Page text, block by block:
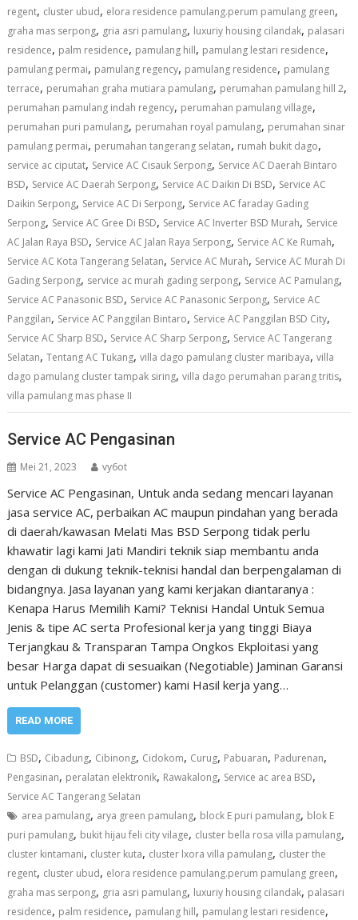
regent, cluster ubud, elora residence pamulang.perum pamulang green,
graha mas serpong, gria asri pamulang, luxuriy housing cilandak, palasari
residence, palm residence, pamulang hill, pamulang lestari residence,
pamulang permai, pamulang regency, pamulang residence, pamulang
terrace, perumahan graha mutiara pamulang, perumahan pamulang hill 2,
perumahan pamulang indah regency, perumahan pamulang village,
perumahan puri pamulang, perumahan royal pamulang, perumahan sinar
pamulang permai, perumahan tangerang selatan, rumah bukit dago,
service ac ciputat, Service AC Cisauk Serpong, Service AC Daerah Bintaro
BSD, Service AC Daerah Serpong, Service AC Daikin Di BSD, Service AC
Daikin Serpong, Service AC Di Serpong, Service AC faraday Gading
Serpong, Service AC Gree Di BSD, Service AC Inverter BSD Murah, Service
AC Jalan Raya BSD, Service AC Jalan Raya Serpong, Service AC Ke Rumah,
Service AC Kota Tangerang Selatan, Service AC Murah, Service AC Murah Di
Gading Serpong, service ac murah gading serpong, Service AC Pamulang,
Service AC Panasonic BSD, Service AC Panasonic Serpong, Service AC
Panggilan, Service AC Panggilan Bintaro, Service AC Panggilan BSD City,
Service AC Sharp BSD, Service AC Sharp Serpong, Service AC Tangerang
Selatan,Tentang AC Tukang,villa dago pamulang cluster maribaya,villa
dago pamulang cluster tampak siring,villa dago perumahan parang tritis,
villa pamulang mas phase II
Service AC Pengasinan
Mei 21, 2023 vy6ot
Service AC Pengasinan, Untuk anda sedang mencari layanan
jasa service AC, perbaikan AC maupun pindahan yang berada
di daerah/kawasan Melati Mas BSD Serpong tidak perlu
khawatir lagi kami Jati Mandiri teknik siap membantu anda
dengan di dukung teknik-teknisi handal dan berpengalaman di
bidangnya. Jasa layanan yang kami kerjakan diantaranya :
Kenapa Harus Memilih Kami? Teknisi Handal Untuk Semua
Jenis & tipe AC serta Profesional kerja yang tinggi Biaya
Terjangkau & Transparan Tampa Ongkos Ekploitasi yang
besar Harga dapat di sesuaikan (Negotiable) Jaminan Garansi
untuk Pelanggan (customer) kami Hasil kerja yang…
READ MORE
BSD, Cibadung, Cibinong, Cidokom, Curug, Pabuaran, Padurenan,
Pengasinan, peralatan elektronik, Rawakalong, Service ac area BSD,
Service AC Tangerang Selatan
area pamulang, arya green pamulang, block E puri pamulang, blok E
puri pamulang, bukit hijau feli city vilage, cluster bella rosa villa pamulang,
cluster kintamani, cluster kuta, cluster lxora villa pamulang, cluster the
regent, cluster ubud, elora residence pamulang.perum pamulang green,
graha mas serpong, gria asri pamulang, luxuriy housing cilandak, palasari
residence, palm residence, pamulang hill, pamulang lestari residence,